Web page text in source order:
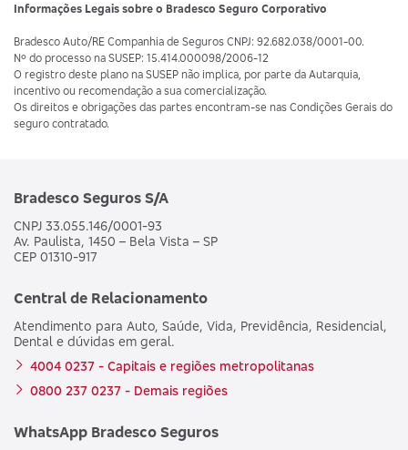
Informações Legais sobre o Bradesco Seguro Corporativo
Bradesco Auto/RE Companhia de Seguros CNPJ: 92.682.038/0001-00.
Nº do processo na SUSEP: 15.414.000098/2006-12
O registro deste plano na SUSEP não implica, por parte da Autarquia,
incentivo ou recomendação a sua comercialização.
Os direitos e obrigações das partes encontram-se nas Condições Gerais do
seguro contratado.
Bradesco Seguros S/A
CNPJ 33.055.146/0001-93
Av. Paulista, 1450 – Bela Vista – SP
CEP 01310-917
Central de Relacionamento
Atendimento para Auto, Saúde, Vida, Previdência, Residencial,
Dental e dúvidas em geral.
4004 0237 - Capitais e regiões metropolitanas
0800 237 0237 - Demais regiões
WhatsApp Bradesco Seguros